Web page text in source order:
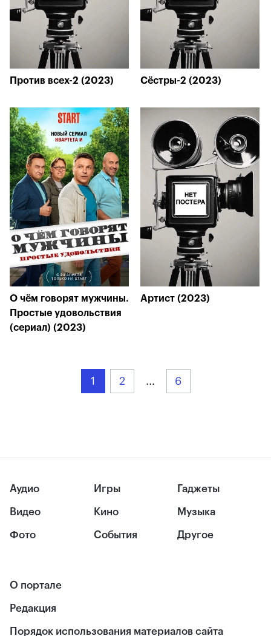
Против всех-2 (2023) Сёстры-2 (2023)
О чём говорят мужчины.
Простые удовольствия
(сериал) (2023)
Артист (2023)
1 2 ... 6
Аудио
Видео
Фото
Игры
Кино
События
Гаджеты
Музыка
Другое
О портале
Редакция
Порядок использования материалов сайта